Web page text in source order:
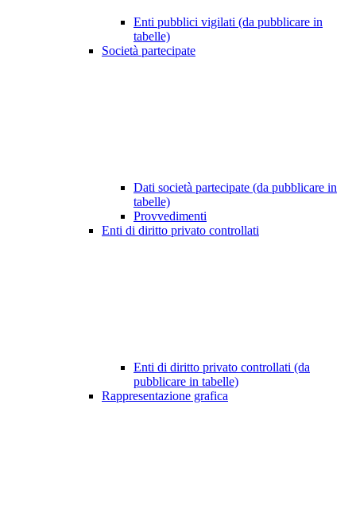
Enti pubblici vigilati (da pubblicare in
tabelle)
Società partecipate
Dati società partecipate (da pubblicare in
tabelle)
Provvedimenti
Enti di diritto privato controllati
Enti di diritto privato controllati (da
pubblicare in tabelle)
Rappresentazione grafica